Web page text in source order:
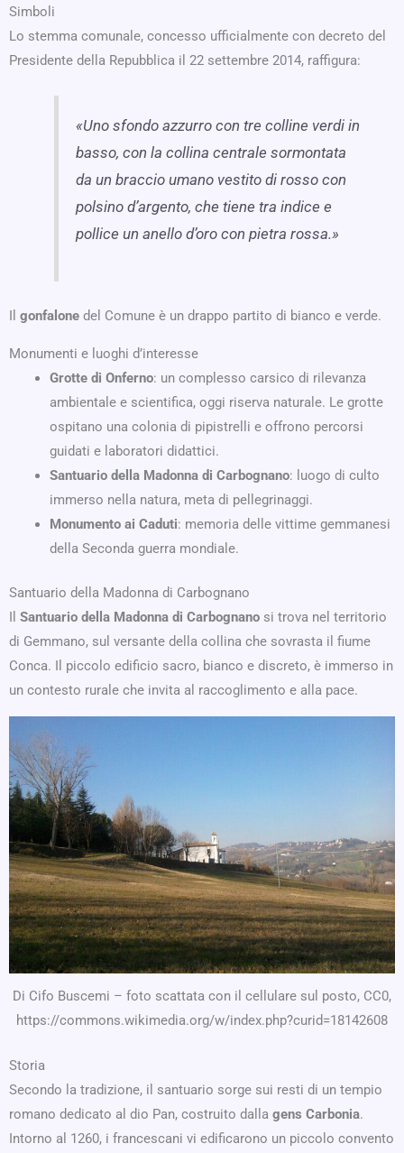
Simboli
Lo stemma comunale, concesso ufficialmente con decreto del
Presidente della Repubblica il 22 settembre 2014, raffigura:
«Uno sfondo azzurro con tre colline verdi in
basso, con la collina centrale sormontata
da un braccio umano vestito di rosso con
polsino d’argento, che tiene tra indice e
pollice un anello d’oro con pietra rossa.»
Il gonfalone del Comune è un drappo partito di bianco e verde.
Monumenti e luoghi d’interesse
Grotte di Onferno: un complesso carsico di rilevanza
ambientale e scientifica, oggi riserva naturale. Le grotte
ospitano una colonia di pipistrelli e offrono percorsi
guidati e laboratori didattici.
Santuario della Madonna di Carbognano: luogo di culto
immerso nella natura, meta di pellegrinaggi.
Monumento ai Caduti: memoria delle vittime gemmanesi
della Seconda guerra mondiale.
Santuario della Madonna di Carbognano
Il Santuario della Madonna di Carbognano si trova nel territorio
di Gemmano, sul versante della collina che sovrasta il fiume
Conca. Il piccolo edificio sacro, bianco e discreto, è immerso in
un contesto rurale che invita al raccoglimento e alla pace.
Di Cifo Buscemi – foto scattata con il cellulare sul posto, CC0,
https://commons.wikimedia.org/w/index.php?curid=18142608
Storia
Secondo la tradizione, il santuario sorge sui resti di un tempio
romano dedicato al dio Pan, costruito dalla gens Carbonia.
Intorno al 1260, i francescani vi edificarono un piccolo convento